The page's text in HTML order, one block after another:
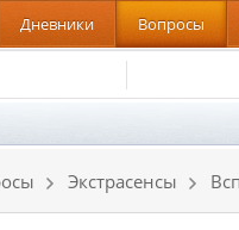
Дневники Вопросы
Экстрасенсы